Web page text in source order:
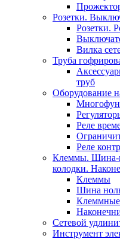
Розетки.
Розетки.
Вилка
Труба
труб
Оборудование
Реле
Реле
Клеммы. Шина-
колодки.
Клеммы
Шина
Клеммные
Сетевой
Инструмент